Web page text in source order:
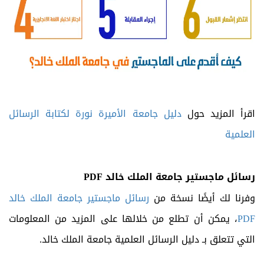
اقرأ المزيد حولدليل جامعة الأميرة نورة لكتابة الرسائل
العلمية
رسائل ماجستير جامعة الملك خالدPDF
وفرنا لك أيضًا نسخة من رسائل ماجستير جامعة الملك خالد
PDF، يمكن أن تطلع من خلالها على المزيد من المعلومات
التي تتعلق بـ دليل الرسائل العلمية جامعة الملك خالد.